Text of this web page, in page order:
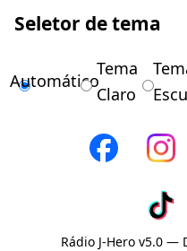
Seletor de tema
Automático
Tema
Claro
Rádio J-Hero v5.0 —